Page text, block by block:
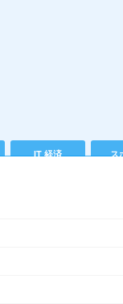
IT 経済 ス